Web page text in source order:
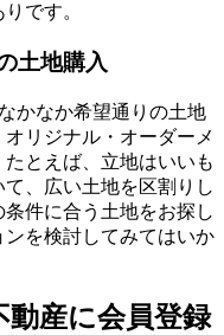
です。
土地購入
かなか希望通りの土地
リジナル・オーダーメ
とえば、立地はいいも
、広い土地を区割りし
件に合う土地をお探し
を検討してみてはいか
産に会員登録